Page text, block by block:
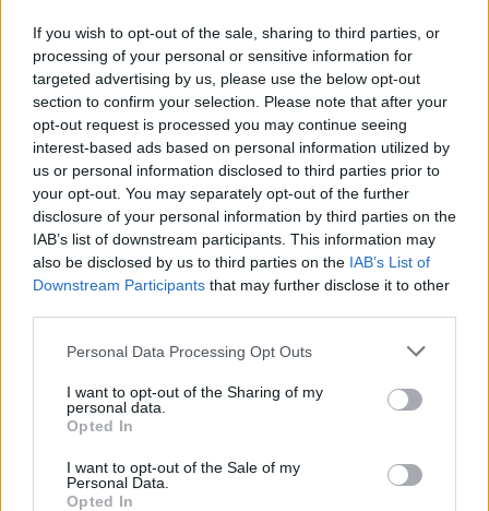
If you wish to opt-out of the sale, sharing to third parties, or
processing of your personal or sensitive information for
targeted advertising by us, please use the below opt-out
section to confirm your selection. Please note that after your
opt-out request is processed you may continue seeing
interest-based ads based on personal information utilized by
us or personal information disclosed to third parties prior to
your opt-out. You may separately opt-out of the further
disclosure of your personal information by third parties on the
IAB’s list of downstream participants. This information may
also be disclosed by us to third parties on the IAB’s List of
Downstream Participants that may further disclose it to other
Personal Data Processing Opt Outs
I want to opt-out of the Sharing of my
personal data.
Opted In
I want to opt-out of the Sale of my
Personal Data.
Opted In
την άμεση λήψη όλων των απαραίτητων μέτρων
για την προστασία της υγείας και της σωματικής
μας ακεραιότητας και την εφαρμογή ανθρώπινων
συνθηκών εργασίας!